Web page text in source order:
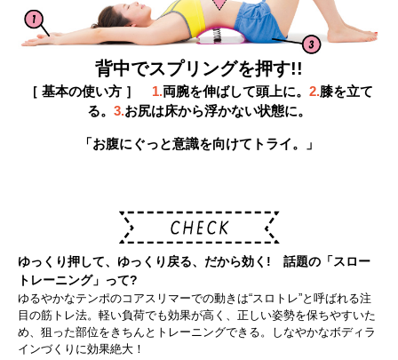
背中でスプリングを押す!!
［ 基本の使い方 ］ 1.両腕を伸ばして頭上に。 2.膝を立て
る。 3.お尻は床から浮かない状態に。
「お腹にぐっと意識を向けてトライ。」
ゆっくり押して、ゆっくり戻る、だから効く! 話題の「スロー
トレーニング」って?
ゆるやかなテンポのコアスリマーでの動きは“スロトレ”と呼ばれる注
目の筋トレ法。軽い負荷でも効果が高く、正しい姿勢を保ちやすいた
め、狙った部位をきちんとトレーニングできる。しなやかなボディラ
インづくりに効果絶大！